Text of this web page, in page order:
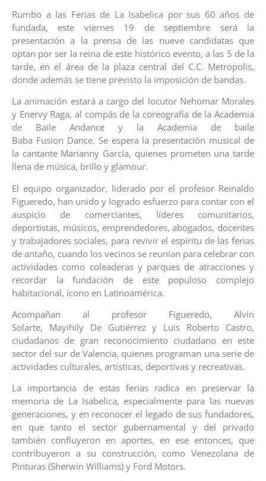
Rumbo a las Ferias de La Isabelica por sus 60 años de
fundada, este viernes 19 de septiembre será la
presentación a la prensa de las nueve candidatas que
optan por ser la reina de este histórico evento, a las 5 de la
tarde, en el área de la plaza central del C.C. Metropolis,
donde además se tiene previsto la imposición de bandas.
La animación estará a cargo del locutor Nehomar Morales
y Enervy Raga, al compás de la coreografía de la Academia
de Baile Andance y la Academia de baile
Baba Fusion Dance. Se espera la presentación musical de
la cantante Marianny García, quienes prometen una tarde
llena de música, brillo y glamour.
El equipo organizador, liderado por el profesor Reinaldo
Figueredo, han unido y logrado esfuerzo para contar con el
auspicio de comerciantes, líderes comunitarios,
deportistas, músicos, emprendedores, abogados, docentes
y trabajadores sociales, para revivir el espíritu de las ferias
de antaño, cuando los vecinos se reunían para celebrar con
actividades como coleaderas y parques de atracciones y
recordar la fundación de este populoso complejo
habitacional, ícono en Latinoamérica.
Acompañan al profesor Figueredo, Alvin
Solarte, Mayihily De Gutiérrez y Luis Roberto Castro,
ciudadanos de gran reconocimiento ciudadano en este
sector del sur de Valencia, quienes programan una serie de
actividades culturales, artísticas, deportivas y recreativas.
La importancia de estas ferias radica en preservar la
memoria de La Isabelica, especialmente para las nuevas
generaciones, y en reconocer el legado de sus fundadores,
en que tanto el sector gubernamental y del privado
también confluyeron en aportes, en ese entonces, que
contribuyeron a su construcción, como Venezolana de
Pinturas (Sherwin Williams) y Ford Motors.